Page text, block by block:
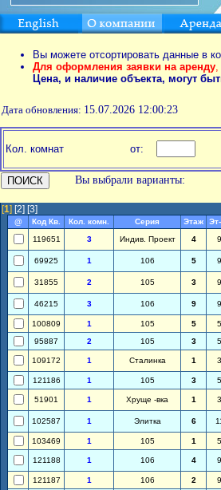
Вы можете отсортировать данные в
Для оформления заявки на аренду,
Цена, и наличие объекта, могут
Дата обновления: 15.07.2026 12:00:23
Кол. комнат от:
Вы выбрали варианты:
[1] [2] [3]
@ Код Кв. Кол. комн. Серия Этаж
119651
3 Индив. Проект 4 9
69925 1 106 5 9
31855 2 105 3 9
46215 3 106 9 9
100809 1 105 5 5
95887
2 105 3 5
109172 1 Сталинка 1 3
121186 1 105 3 5
51901 1 Хруще -вка 1 3
102587 1 Элитка 6
103469 1 105 1 5
121188 1 106 4 9
121187 1 106 2 9